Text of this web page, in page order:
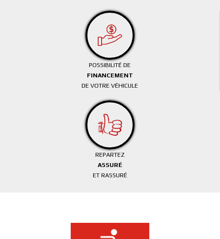
POSSIBILITÉ DE
FINANCEMENT
DE VOTRE VÉHICULE
REPARTEZ
ASSURÉ
ET RASSURÉ